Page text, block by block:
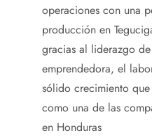
operaciones con una
producción en
gracias al liderazgo
emprendedora, el
sólido crecimiento
como una de las
en Honduras